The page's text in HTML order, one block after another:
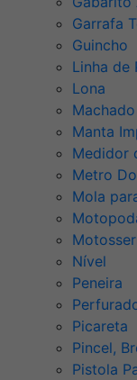
Garrafa
Guincho
Linha de
Lona
Machado
Manta
Medidor
Metro
Mola
Nível
Peneira
Picareta
Pincel,
Pistola